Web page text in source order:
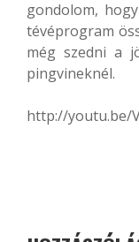
gondolom,
tévéprogram
még szedni a
pingvineknél.
http://youtu.be/